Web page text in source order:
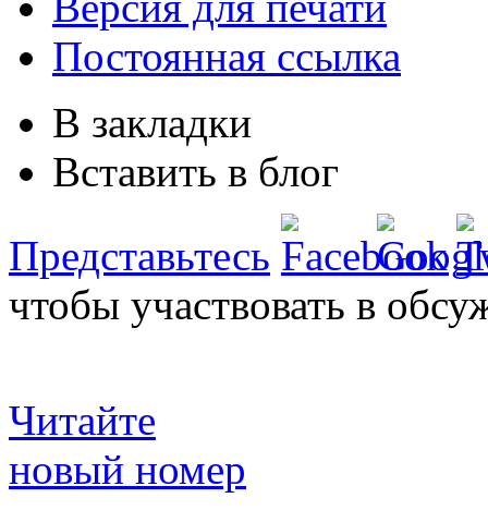
Постоянная ссылка
В закладки
Вставить в блог
Представьтесь
чтобы участвовать в
Читайте
новый номер